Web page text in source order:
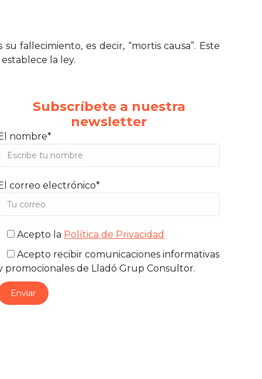
fallecimiento, es decir, “mortis causa”. Este
la ley.
Subscríbete a nuestra
newsletter
nombre*
correo electrónico*
Acepto la Política de Privacidad
Acepto recibir comunicaciones informativas
promocionales de Lladó Grup Consultor.